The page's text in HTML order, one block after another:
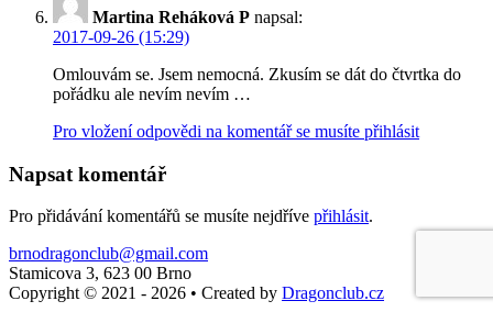
Martina Reháková P napsal:
2017-09-26 (15:29)
Omlouvám se. Jsem nemocná. Zkusím se dát do čtvrtka do
pořádku ale nevím nevím …
Pro vložení odpovědi na komentář se musíte přihlásit
Napsat komentář
Pro přidávání komentářů se musíte nejdříve přihlásit.
brnodragonclub@gmail.com
Stamicova 3, 623 00 Brno
Copyright © 2021 - 2026 • Created by Dragonclub.cz